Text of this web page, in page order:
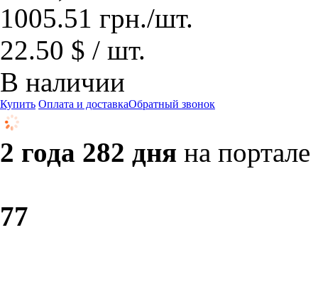
1005.51 грн./шт.
22.50 $ / шт.
В наличии
Купить Оплата и доставкаОбратный звонок
2 года 282 дня на портале
77